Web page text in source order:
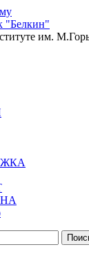
"Белкин"
им.